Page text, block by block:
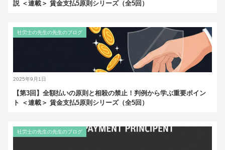
説 ＜連載＞ 賃金支払5原則シリーズ（全5回）
2025年9月1日
社労士の先生の先生のブログ
【第3回】全額払いの原則と相殺の禁止！判例から学ぶ重要ポイン
ト ＜連載＞ 賃金支払5原則シリーズ（全5回）
社労士の先生の先生のブログ